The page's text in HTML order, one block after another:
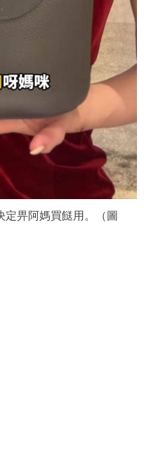
定畀阿媽買餸用。（圖